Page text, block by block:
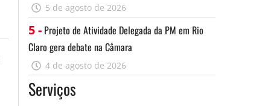
5 de agosto de 2026
5 - Projeto de Atividade Delegada da PM em Rio
Claro gera debate na Câmara
4 de agosto de 2026
Serviços